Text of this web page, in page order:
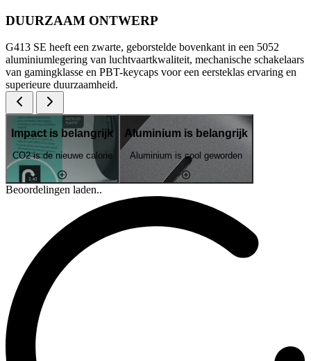
DUURZAAM ONTWERP
G413 SE heeft een zwarte, geborstelde bovenkant in een 5052
aluminiumlegering van luchtvaartkwaliteit, mechanische schakelaars
van gamingklasse en PBT-keycaps voor een eersteklas ervaring en
superieure duurzaamheid.
Impact is belangrijk
CO2 is de nieuwe calorie
Aluminium is belangrijk
Aluminium is cool geworden
Beoordelingen laden..